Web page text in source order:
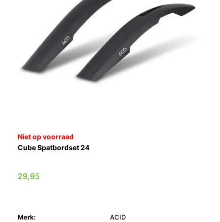
Niet op voorraad
Cube Spatbordset 24
29,95
Merk:
ACID